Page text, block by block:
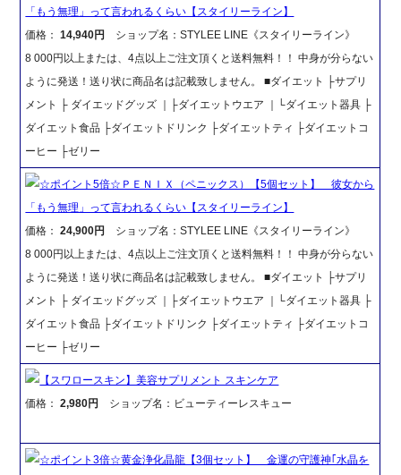
「もう無理」って言われるくらい【スタイリーライン】
価格：14,940円
ショップ名：STYLEE LINE《スタイリーライン》
8 000円以上または、4点以上ご注文頂くと送料無料！！ 中身が分らない
ように発送！送り状に商品名は記載致しません。 ■ダイエット ├サプリ
メント ├ ダイエッドグッズ ｜├ダイエットウエア ｜└ダイエット器具 ├
ダイエット食品 ├ダイエットドリンク ├ダイエットティ ├ダイエットコ
ーヒー ├ゼリー
☆ポイント5倍☆ＰＥＮＩＸ（ペニックス）【5個セット】 彼女から
「もう無理」って言われるくらい【スタイリーライン】
価格：24,900円
ショップ名：STYLEE LINE《スタイリーライン》
8 000円以上または、4点以上ご注文頂くと送料無料！！ 中身が分らない
ように発送！送り状に商品名は記載致しません。 ■ダイエット ├サプリ
メント ├ ダイエッドグッズ ｜├ダイエットウエア ｜└ダイエット器具 ├
ダイエット食品 ├ダイエットドリンク ├ダイエットティ ├ダイエットコ
ーヒー ├ゼリー
【スワロースキン】美容サプリメント スキンケア
価格：2,980円 ショップ名：ビューティーレスキュー
☆ポイント3倍☆黄金浄化晶龍【3個セット】 金運の守護神｢水晶を